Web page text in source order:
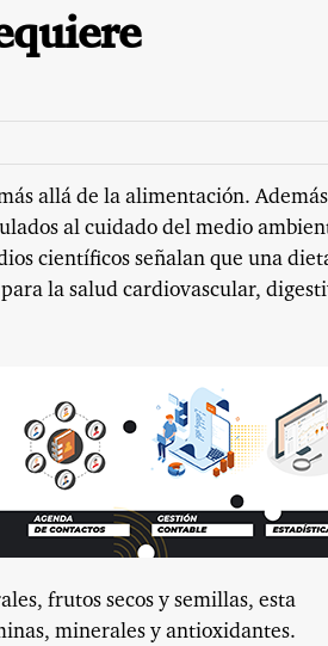
allá de la alimentación.
al cuidado del medio
científicos señalan que una
la salud cardiovascular,
frutos secos y semillas, esta
minerales y antioxidantes.